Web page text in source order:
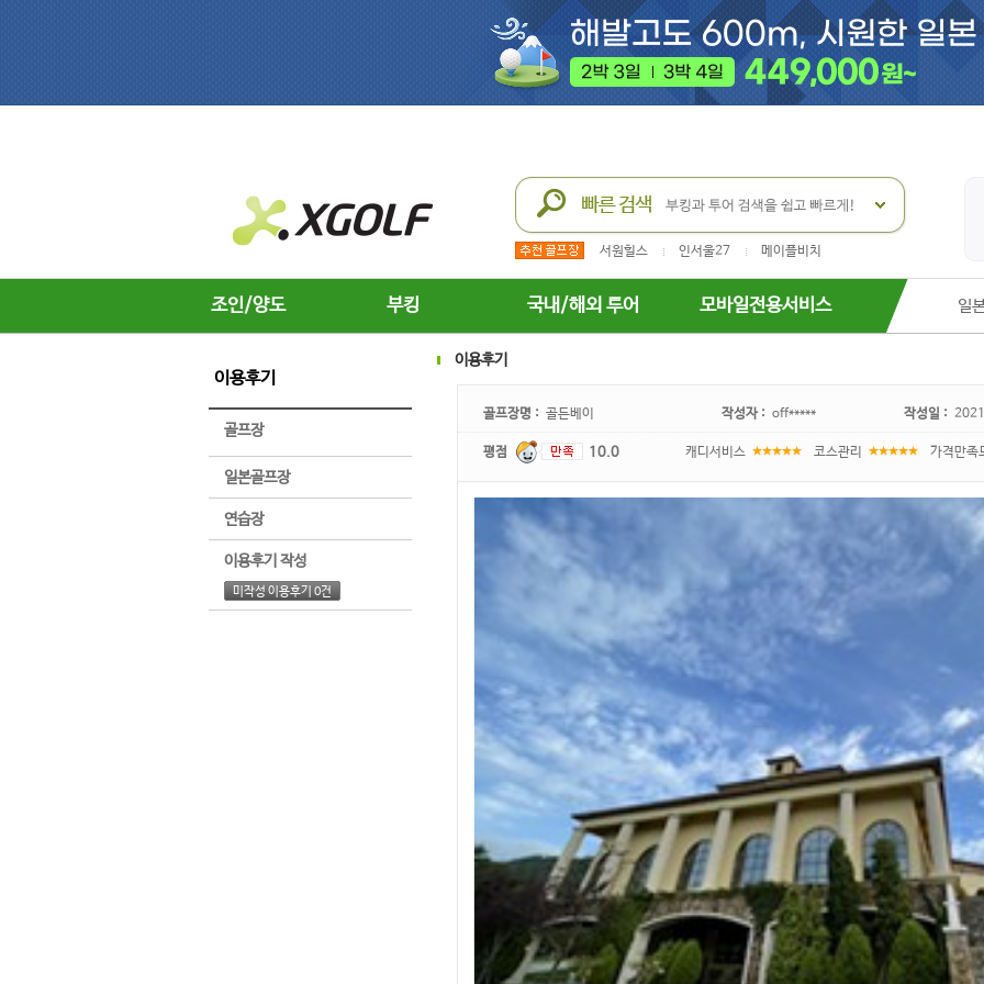
서원힐스 인서울27 메이플비치
조인/양도 부킹 국내/해외 투어 모바일전용서비스 일
이용후기
골프장
일본골프장
연습장
이용후기 작성
미작성 이용후기 0건
이용후기
골프장명 : 골든베이 작성자 : off***** 작성일 :
평점 10.0 캐디서비스 코스관리 가격만족